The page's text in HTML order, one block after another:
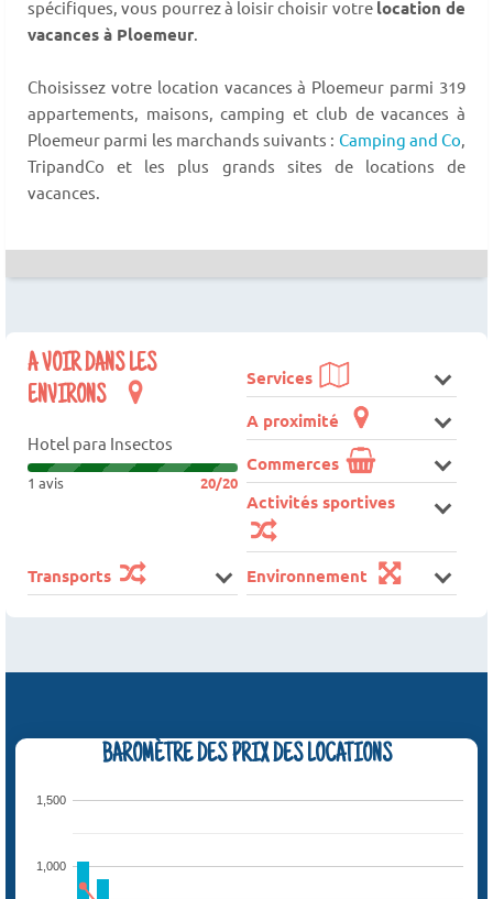
spécifiques, vous pourrez à loisir choisir votre location de
vacances à Ploemeur
Choisissez votre location vacances à Ploemeur parmi 319
appartements, maisons, camping et club de vacances à
Ploemeur parmi les marchands suivants : Camping and Co
TripandCo et les plus grands sites de locations de
vacances.
A VOIR DANS LES
ENVIRONS
Hotel para Insectos
1 avis 20/20
Services
A proximité
Commerces
Activités sportives
Transports Environnement
BAROMÈTRE DES PRIX DES LOCATIONS
1,000
1,500